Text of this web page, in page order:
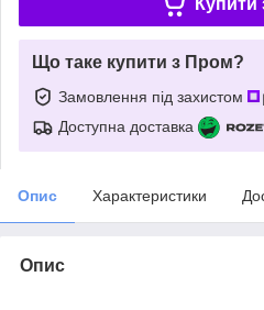
Що таке купити з Пром?
Замовлення під захистом
Доступна доставка
Опис Характеристики
Опис